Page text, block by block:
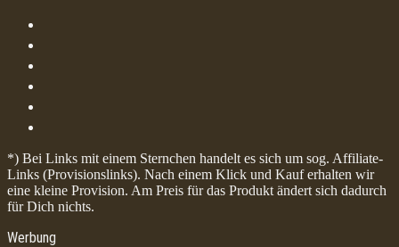
*) Bei Links mit einem Sternchen handelt es sich um sog. Affiliate-
Links (Provisionslinks). Nach einem Klick und Kauf erhalten wir
eine kleine Provision. Am Preis für das Produkt ändert sich dadurch
für Dich nichts.
Werbung